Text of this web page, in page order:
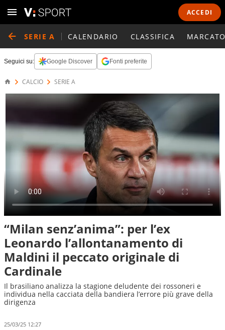
ACCEDI
SERIE A CALENDARIO CLASSIFICA
Seguici su: Google Discover Fonti preferite
CALCIO SERIE A
“Milan senz’anima”: per l’ex
Leonardo l’allontanamento di
Maldini il peccato originale di
Cardinale
Il brasiliano analizza la stagione deludente dei rossoneri e
individua nella cacciata della bandiera l’errore più grave della
dirigenza
25/03/25 12:27